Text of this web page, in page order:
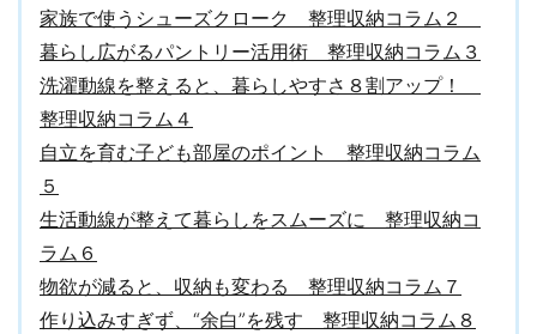
家族で使うシューズクローク 整理収納コラム２
暮らし広がるパントリー活用術 整理収納コラム３
洗濯動線を整えると、暮らしやすさ８割アップ！
整理収納コラム４
自立を育む子ども部屋のポイント 整理収納コラム
５
生活動線が整えて暮らしをスムーズに 整理収納コ
ラム６
物欲が減ると、収納も変わる 整理収納コラム７
作り込みすぎず、“余白”を残す 整理収納コラム８